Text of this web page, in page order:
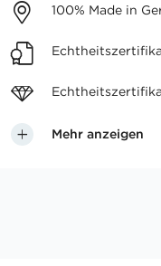
100% Made in
Mehr anzeigen